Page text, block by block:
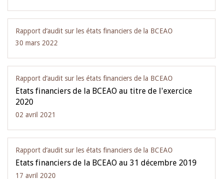
Rapport d‘audit sur les états financiers de la BCEAO
30 mars 2022
Rapport d‘audit sur les états financiers de la BCEAO
Etats financiers de la BCEAO au titre de l'exercice
2020
02 avril 2021
Rapport d‘audit sur les états financiers de la BCEAO
Etats financiers de la BCEAO au 31 décembre 2019
17 avril 2020